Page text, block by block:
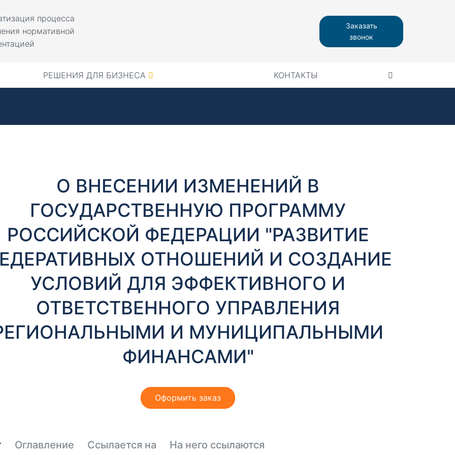
процесса
нормативной
Заказать
звонок
РЕШЕНИЯ ДЛЯ БИЗНЕСА КОНТАКТЫ
О ВНЕСЕНИИ ИЗМЕНЕНИЙ В
ГОСУДАРСТВЕННУЮ ПРОГРАММУ
РОССИЙСКОЙ ФЕДЕРАЦИИ "РАЗВИТИЕ
ОТНОШЕНИЙ И СОЗДАНИЕ
УСЛОВИЙ ДЛЯ ЭФФЕКТИВНОГО И
ОТВЕТСТВЕННОГО УПРАВЛЕНИЯ
И МУНИЦИПАЛЬНЫМИ
ФИНАНСАМИ"
Оформить заказ
Оглавление Ссылается на На него ссылаются